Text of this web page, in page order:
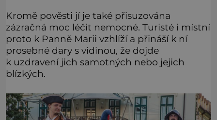
Kromě pověsti jí je také přisuzována
zázračná moc léčit nemocné. Turisté i místní
proto k Panně Marii vzhlíží a přináší k ní
prosebné dary s vidinou, že dojde
k uzdravení jich samotných nebo jejich
blízkých.